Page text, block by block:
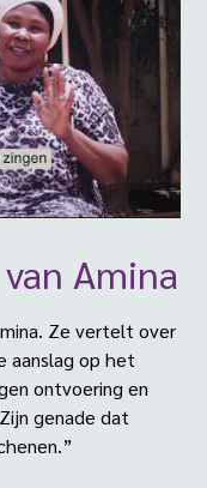
Amina
Ze vertelt over
aanslag op het
ontvoering en
genade dat